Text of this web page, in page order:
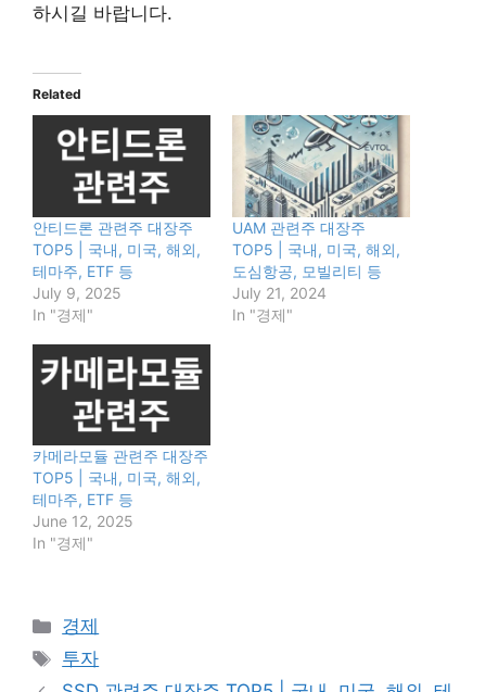
하시길 바랍니다.
Related
안티드론 관련주 대장주
TOP5 | 국내, 미국, 해외,
테마주, ETF 등
July 9, 2025
In "경제"
UAM 관련주 대장주
TOP5 | 국내, 미국, 해외,
도심항공, 모빌리티 등
July 21, 2024
In "경제"
카메라모듈 관련주 대장주
TOP5 | 국내, 미국, 해외,
테마주, ETF 등
June 12, 2025
In "경제"
Categories
경제
Tags
투자